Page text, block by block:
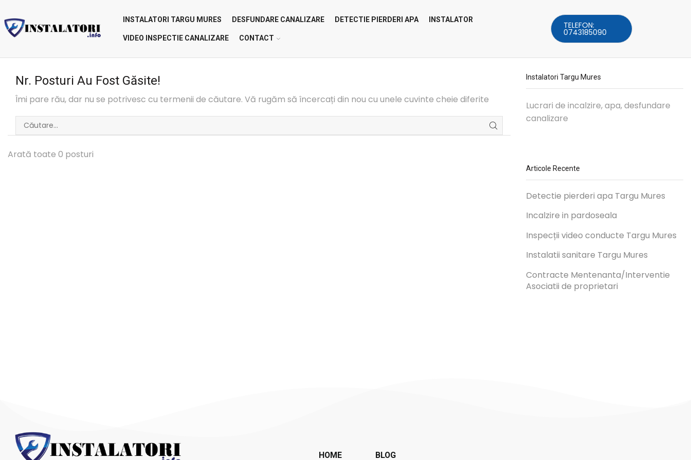
INSTALATORI TARGU MURES DESFUNDARE CANALIZARE DETECTIE PIERDERI APA INSTALATOR
VIDEO INSPECTIE CANALIZARE CONTACT
TELEFON:
0743185090
Nr. Posturi Au Fost Găsite!
Îmi pare rău, dar nu se potrivesc cu termenii de căutare. Vă rugăm să încercați din nou cu unele cuvinte cheie diferite
Arată toate 0 posturi
Instalatori Targu Mures
Lucrari de incalzire, apa, desfundare
canalizare
Articole Recente
Detectie pierderi apa Targu Mures
Incalzire in pardoseala
Inspecții video conducte Targu Mures
Instalatii sanitare Targu Mures
Contracte Mentenanta/Interventie
Asociatii de proprietari
HOME BLOG